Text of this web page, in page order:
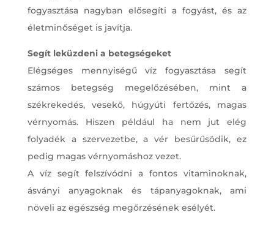
fogyasztása nagyban elősegíti a fogyást, és az
életminőséget is javítja.
Segít leküzdeni a betegségeket
Elégséges mennyiségű víz fogyasztása segít
számos betegség megelőzésében, mint a
székrekedés, vesekő, húgyúti fertőzés, magas
vérnyomás. Hiszen például ha nem jut elég
folyadék a szervezetbe, a vér besűrűsödik, ez
pedig magas vérnyomáshoz vezet.
A víz segít felszívódni a fontos vitaminoknak,
ásványi anyagoknak és tápanyagoknak, ami
növeli az egészség megőrzésének esélyét.